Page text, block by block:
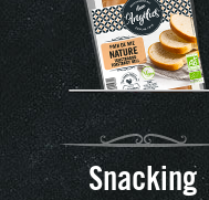
Snacking